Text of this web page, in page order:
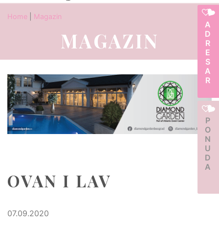
ADRESAR
PONUDA
Home Magazin
MAGAZIN
OVAN I LAV
07.09.2020